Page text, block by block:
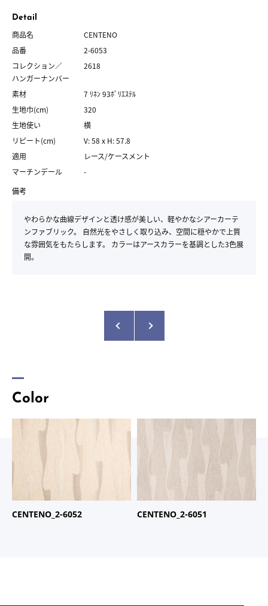
Detail
商品名
CENTENO
品番
2-6053
コレクション／
ハンガーナンバー
2618
素材
7 ﾘﾈﾝ 93ﾎﾟﾘｴｽﾃﾙ
生地巾(cm)
320
生地使い
横
リピート(cm)
V: 58 x H: 57.8
適用
レース/ケースメント
マーチンデール
-
備考
やわらかな曲線デザインと透け感が美しい、軽やかなシアーカーテ
ンファブリック。 自然光をやさしく取り込み、空間に穏やかで上質
な雰囲気をもたらします。 カラーはアースカラーを基調とした3色展
開。
Color
CENTENO_2-6052
商品名：
CENTENO
品番：
CENTENO_2-6051